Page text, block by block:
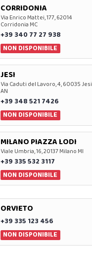
CORRIDONIA
Via Enrico Mattei, 177, 62014
Corridonia MC
+39 340 77 27 938
NON DISPONIBILE
JESI
Via Caduti del Lavoro, 4, 60035 Jesi
AN
+39 348 521 7426
NON DISPONIBILE
MILANO PIAZZA LODI
Viale Umbria, 16, 20137 Milano MI
+39 335 532 3117
NON DISPONIBILE
ORVIETO
+39 335 123 456
NON DISPONIBILE